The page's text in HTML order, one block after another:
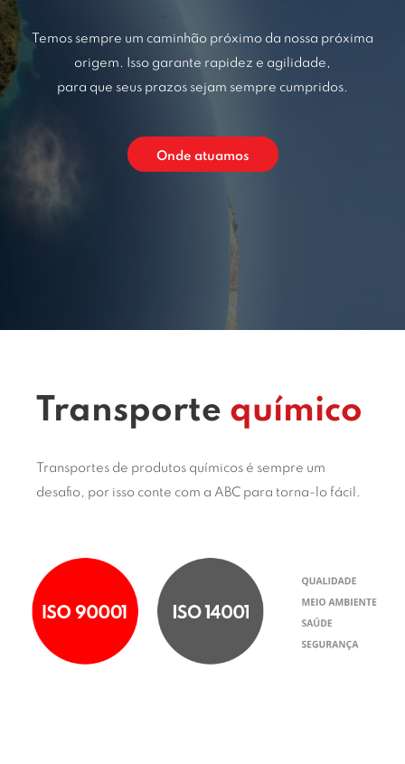
Temos sempre um caminhão próximo da nossa próxima
origem. Isso garante rapidez e agilidade,
para que seus prazos sejam sempre cumpridos.
Onde atuamos
Transporte químico
Transportes de produtos químicos é sempre um
desafio, por isso conte com a ABC para torna-lo fácil.